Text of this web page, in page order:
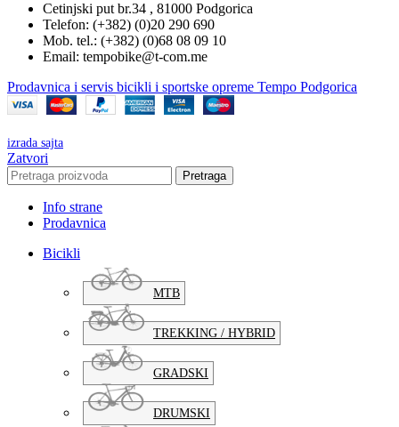
Cetinjski put br.34 , 81000 Podgorica
Telefon: (+382) (0)20 290 690
Mob. tel.: (+382) (0)68 08 09 10
Email: tempobike@t-com.me
Prodavnica i servis bicikli i sportske opreme Tempo Podgorica
izrada sajta
Zatvori
Pretraga
Info strane
Prodavnica
Bicikli
MTB
TREKKING / HYBRID
GRADSKI
DRUMSKI